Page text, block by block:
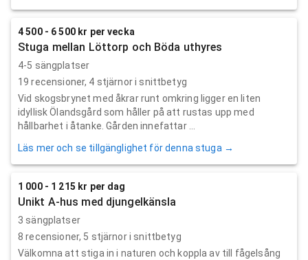
4 500 - 6 500 kr per vecka
Stuga mellan Löttorp och Böda uthyres
4-5 sängplatser
19 recensioner, 4 stjärnor i snittbetyg
Vid skogsbrynet med åkrar runt omkring ligger en liten
idyllisk Ölandsgård som håller på att rustas upp med
hållbarhet i åtanke. Gården innefattar ...
Läs mer och se tillgänglighet för denna stuga →
1 000 - 1 215 kr per dag
Unikt A-hus med djungelkänsla
3 sängplatser
8 recensioner, 5 stjärnor i snittbetyg
Välkomna att stiga in i naturen och koppla av till fågelsång